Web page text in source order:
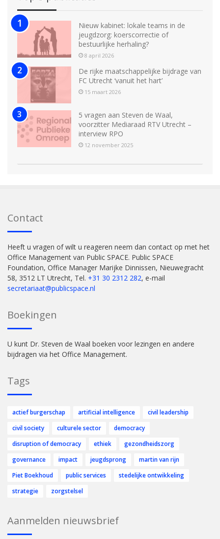
Nieuw kabinet: lokale teams in de
jeugdzorg: koerscorrectie of
bestuurlijke herhaling?
8 april 2026
De rijke maatschappelijke bijdrage van
FC Utrecht ‘vanuit het hart’
15 maart 2026
5 vragen aan Steven de Waal,
voorzitter Mediaraad RTV Utrecht –
interview RPO
12 november 2025
Contact
Heeft u vragen of wilt u reageren neem dan contact op met het
Office Management van Public SPACE. Public SPACE
Foundation, Office Manager Marijke Dinnissen, Nieuwegracht
58, 3512 LT Utrecht, Tel. +31 30 2312 282, e-mail
secretariaat@publicspace.nl
Boekingen
U kunt Dr. Steven de Waal boeken voor lezingen en andere
bijdragen via het Office Management.
Tags
actief burgerschap artificial intelligence
civil leadership
civil society
culturele sector
democracy
disruption of democracy
ethiek
gezondheidszorg
governance
impact jeugdsprong
martin van rijn
Piet Boekhoud
public services
stedelijke ontwikkeling
strategie
zorgstelsel
Aanmelden nieuwsbrief